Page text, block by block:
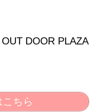
DOOR PLAZA
ちら